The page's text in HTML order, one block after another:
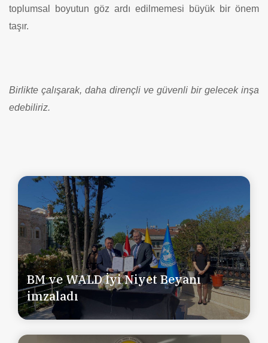
toplumsal boyutun göz ardı edilmemesi büyük bir önem
taşır.
Birlikte çalışarak, daha dirençli ve güvenli bir gelecek inşa
edebiliriz.
BM ve WALD İyi Niyet Beyanı
imzaladı